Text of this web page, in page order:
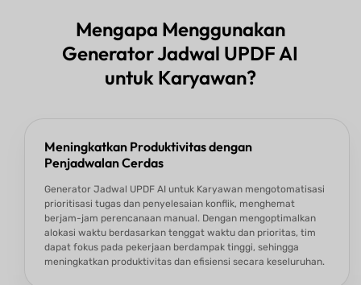
Mengapa Menggunakan
Generator Jadwal UPDF AI
untuk Karyawan?
Meningkatkan Produktivitas dengan
Penjadwalan Cerdas
Generator Jadwal UPDF AI untuk Karyawan mengotomatisasi
prioritisasi tugas dan penyelesaian konflik, menghemat
berjam-jam perencanaan manual. Dengan mengoptimalkan
alokasi waktu berdasarkan tenggat waktu dan prioritas, tim
dapat fokus pada pekerjaan berdampak tinggi, sehingga
meningkatkan produktivitas dan efisiensi secara keseluruhan.